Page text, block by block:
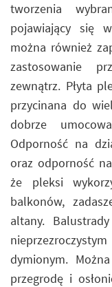
tworzenia
pojawiający się
można również
zastosowanie
zewnątrz. Płyta
przycinana do
dobrze
Odporność na
oraz odporność
że pleksi
balkonów,
altany.
dymionym.
przegrodę i